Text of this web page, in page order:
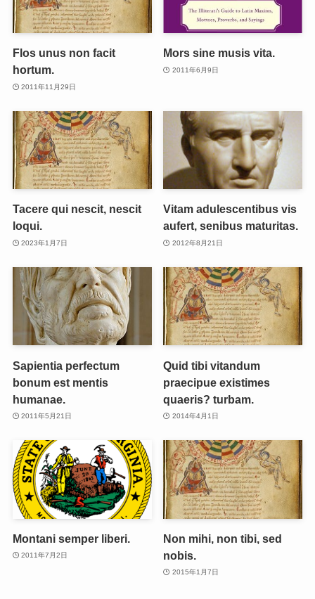
Flos unus non facit
hortum.
2011年11月29日
Mors sine musis vita.
2011年6月9日
Tacere qui nescit, nescit
loqui.
2023年1月7日
Vitam adulescentibus vis
aufert, senibus maturitas.
2012年8月21日
Sapientia perfectum
bonum est mentis
humanae.
2011年5月21日
Quid tibi vitandum
praecipue existimes
quaeris? turbam.
2014年4月1日
Montani semper liberi.
2011年7月2日
Non mihi, non tibi, sed
nobis.
2015年1月7日